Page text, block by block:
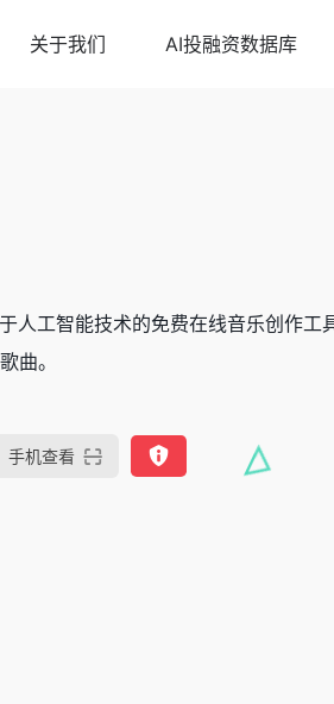
关于我们 AI投融资数据库
人工智能技术的免费在线音乐创作
曲。
手机查看